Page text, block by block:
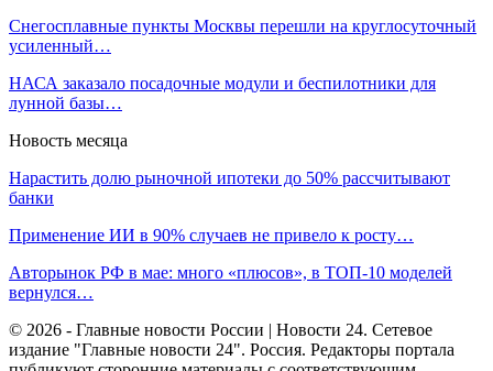
Снегосплавные пункты Москвы перешли на круглосуточный
усиленный…
НАСА заказало посадочные модули и беспилотники для
лунной базы…
Новость месяца
Нарастить долю рыночной ипотеки до 50% рассчитывают
банки
Применение ИИ в 90% случаев не привело к росту…
Авторынок РФ в мае: много «плюсов», в ТОП-10 моделей
вернулся…
© 2026 - Главные новости России | Новости 24. Сетевое
издание "Главные новости 24". Россия. Редакторы портала